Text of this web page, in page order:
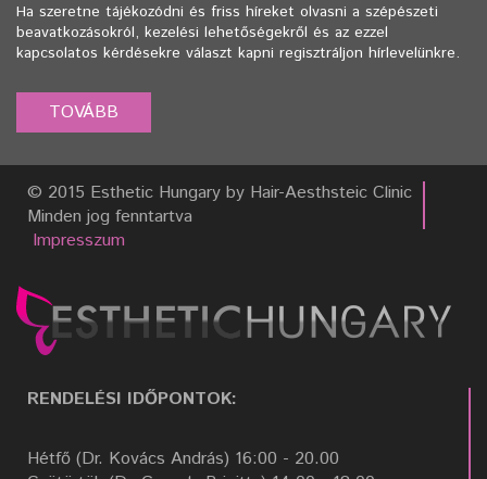
Ha szeretne tájékozódni és friss híreket olvasni a szépészeti
beavatkozásokról, kezelési lehetőségekről és az ezzel
kapcsolatos kérdésekre választ kapni regisztráljon hírlevelünkre.
© 2015 Esthetic Hungary by Hair-Aesthsteic Clinic
Minden jog fenntartva
Impresszum
RENDELÉSI IDŐPONTOK:
Hétfő (Dr. Kovács András) 16:00 - 20.00